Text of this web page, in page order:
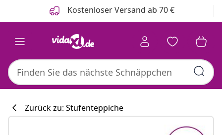
Kostenloser Versand ab 70 €
Zurück zu: Stufenteppiche